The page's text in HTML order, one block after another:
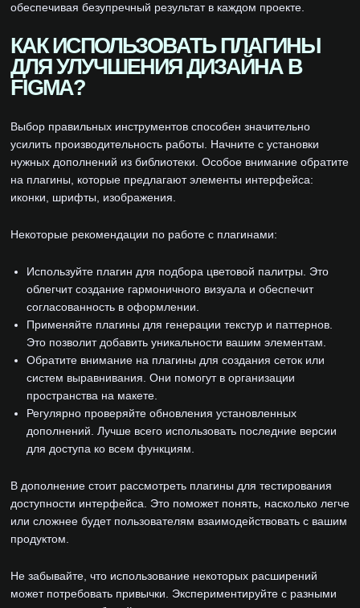
обеспечивая безупречный результат в каждом проекте.
КАК ИСПОЛЬЗОВАТЬ ПЛАГИНЫ
ДЛЯ УЛУЧШЕНИЯ ДИЗАЙНА В
FIGMA?
Выбор правильных инструментов способен значительно
усилить производительность работы. Начните с установки
нужных дополнений из библиотеки. Особое внимание обратите
на плагины, которые предлагают элементы интерфейса:
иконки, шрифты, изображения.
Некоторые рекомендации по работе с плагинами:
Используйте плагин для подбора цветовой палитры. Это
облегчит создание гармоничного визуала и обеспечит
согласованность в оформлении.
Применяйте плагины для генерации текстур и паттернов.
Это позволит добавить уникальности вашим элементам.
Обратите внимание на плагины для создания сеток или
систем выравнивания. Они помогут в организации
пространства на макете.
Регулярно проверяйте обновления установленных
дополнений. Лучше всего использовать последние версии
для доступа ко всем функциям.
В дополнение стоит рассмотреть плагины для тестирования
доступности интерфейса. Это поможет понять, насколько легче
или сложнее будет пользователям взаимодействовать с вашим
продуктом.
Не забывайте, что использование некоторых расширений
может потребовать привычки. Экспериментируйте с разными